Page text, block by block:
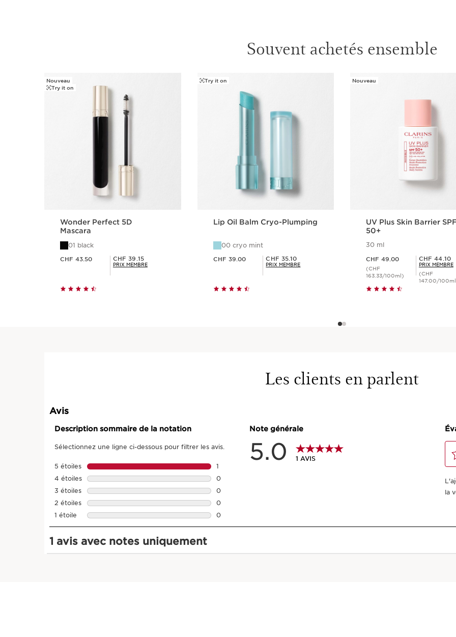
Souvent achetés ensemble
ALLER AU CONTENU
Nouveau
Try it on
Wonder Perfect 5D
Mascara
01 black
CHF 43.50 Prix Sérénité CHF 39.15
CHF 39.15
PRIX MEMBRE
Aperçu rapide
Try it on
Lip Oil Balm Cryo-Plumping
00 cryo mint
CHF 39.00 Prix Sérénité CHF 35.10
CHF 35.10
PRIX MEMBRE
Aperçu rapide
Nouveau
UV Plus Skin Barrier SPF
50+
30 ml
CHF 49.00
(CHF
163.33/100ml)
Prix Sérénité CHF 44.10
CHF 44.10
PRIX MEMBRE
(CHF
147.00/
Aperçu rapide
Les clients en parlent